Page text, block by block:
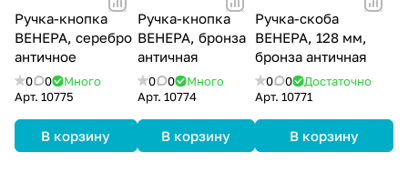
Ручка-кнопка
ВЕНЕРА, серебро
античное
0 0
Много
Арт. 10775
В корзину
Ручка-кнопка
ВЕНЕРА, бронза
античная
0 0
Много
Арт. 10774
В корзину
Ручка-скоба
ВЕНЕРА, 128 мм,
бронза античная
0 0
Достаточно
Арт.10771
В корзину